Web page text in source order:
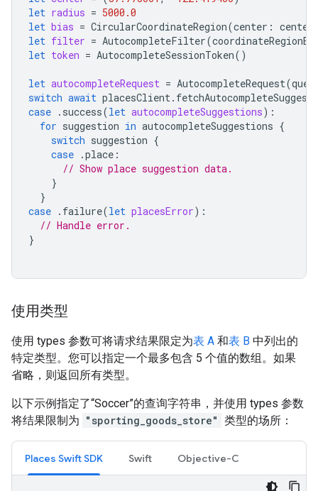
let radius = 5000.0
let bias = CircularCoordinateRegion(center : center
let filter = AutocompleteFilter(
let token = AutocompleteSessionToken()
let autocompleteRequest = AutocompleteRequest(
switch await placesClient .
case . success(let autocompleteSuggestions):
for suggestion in autocompleteSuggestions {
switch suggestion {
case .place :
// Show place suggestion data.
}
}
case . failure(let placesError):
// Handle error.
}
使用类型
使用 types 参数可将请求结果限定为表 A 和表 B 中列出的
特定类型。您可以指定一个最多包含 5 个值的数组。如果
省略，则返回所有类型。
以下示例指定了“Soccer”的查询字符串，并使用 types 参数
将结果限制为 "sporting_goods_store" 类型的场所：
Places Swift SDK Swift Objective-C